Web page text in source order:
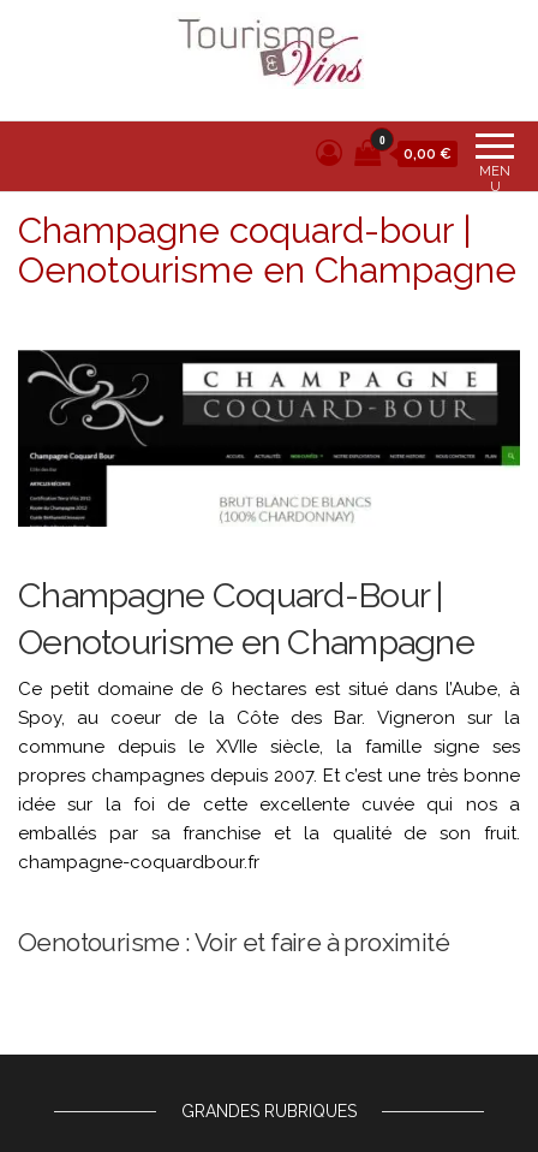
Tourisme et vins
MEN
U
0
0,00 €
Champagne coquard-bour |
Oenotourisme en Champagne
Champagne Coquard-Bour |
Oenotourisme en Champagne
Ce petit domaine de 6 hectares est situé dans l’Aube, à
Spoy, au coeur de la Côte des Bar. Vigneron sur la
commune depuis le XVIIe siècle, la famille signe ses
propres champagnes depuis 2007. Et c’est une très bonne
idée sur la foi de cette excellente cuvée qui nos a
emballés par sa franchise et la qualité de son fruit.
champagne-coquardbour.fr
Oenotourisme : Voir et faire à proximité
GRANDES RUBRIQUES